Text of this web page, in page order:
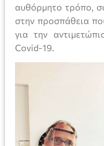
αυθόρμητο τρόπο,
στην προσπάθεια
για την
Covid-19.